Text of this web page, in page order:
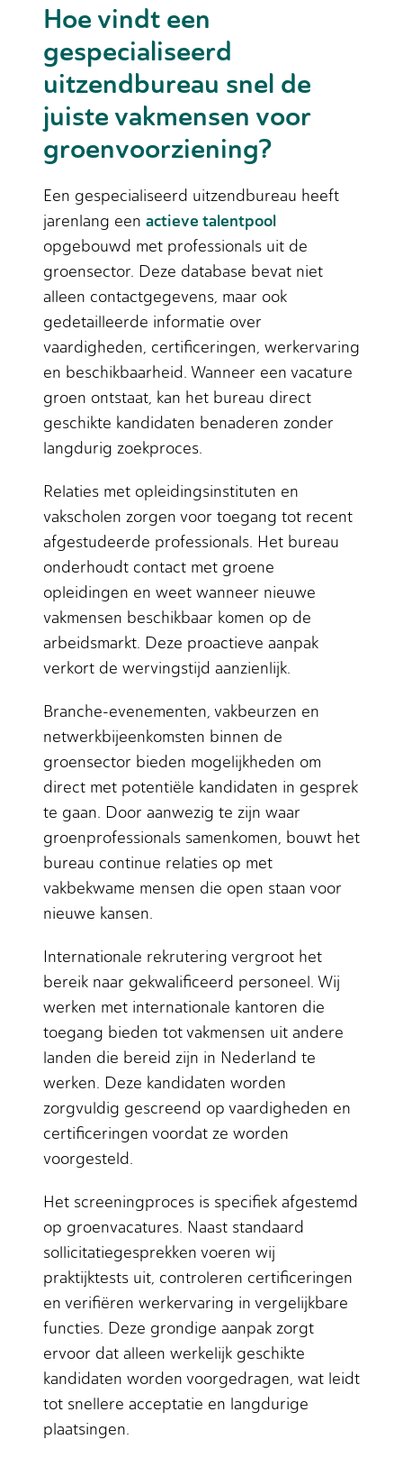
Hoe vindt een
gespecialiseerd
uitzendbureau snel de
juiste vakmensen voor
groenvoorziening?
Een gespecialiseerd uitzendbureau heeft
jarenlang een actieve talentpool
opgebouwd met professionals uit de
groensector. Deze database bevat niet
alleen contactgegevens, maar ook
gedetailleerde informatie over
vaardigheden, certificeringen, werkervaring
en beschikbaarheid. Wanneer een vacature
groen ontstaat, kan het bureau direct
geschikte kandidaten benaderen zonder
langdurig zoekproces.
Relaties met opleidingsinstituten en
vakscholen zorgen voor toegang tot recent
afgestudeerde professionals. Het bureau
onderhoudt contact met groene
opleidingen en weet wanneer nieuwe
vakmensen beschikbaar komen op de
arbeidsmarkt. Deze proactieve aanpak
verkort de wervingstijd aanzienlijk.
Branche-evenementen, vakbeurzen en
netwerkbijeenkomsten binnen de
groensector bieden mogelijkheden om
direct met potentiële kandidaten in gesprek
te gaan. Door aanwezig te zijn waar
groenprofessionals samenkomen, bouwt het
bureau continue relaties op met
vakbekwame mensen die open staan voor
nieuwe kansen.
Internationale rekrutering vergroot het
bereik naar gekwalificeerd personeel. Wij
werken met internationale kantoren die
toegang bieden tot vakmensen uit andere
landen die bereid zijn in Nederland te
werken. Deze kandidaten worden
zorgvuldig gescreend op vaardigheden en
certificeringen voordat ze worden
voorgesteld.
Het screeningproces is specifiek afgestemd
op groenvacatures. Naast standaard
sollicitatiegesprekken voeren wij
praktijktests uit, controleren certificeringen
en verifiëren werkervaring in vergelijkbare
functies. Deze grondige aanpak zorgt
ervoor dat alleen werkelijk geschikte
kandidaten worden voorgedragen, wat leidt
tot snellere acceptatie en langdurige
plaatsingen.